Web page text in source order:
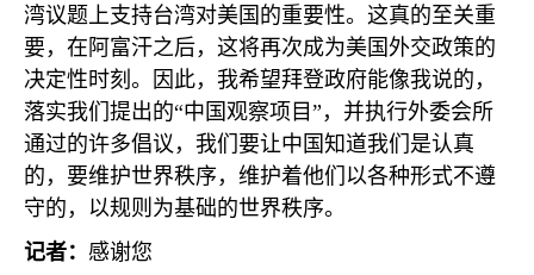
湾议题上支持台湾对美国的重要性。这真的至关重
要，在阿富汗之后，这将再次成为美国外交政策的
决定性时刻。因此，我希望拜登政府能像我说的，
落实我们提出的“中国观察项目”，并执行外委会所
通过的许多倡议，我们要让中国知道我们是认真
的，要维护世界秩序，维护着他们以各种形式不遵
守的，以规则为基础的世界秩序。
记者： 感谢您